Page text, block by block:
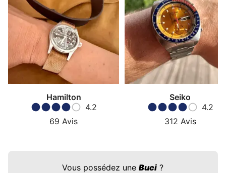
Hamilton
4.2
69 Avis
Seiko
4.2
312 Avis
Vous possédez uneBuci ?